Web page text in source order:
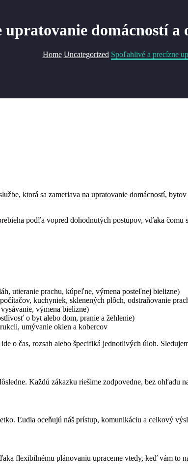
domácností a
Home Uncategorized Spoľahlivé a precízne
ktorá sa zameriava na upratovanie domácností,
podľa vopred dohodnutých postupov, vďaka čomu
utieranie prachu, kúpeľne, výmena posteľnej bielizne)
kuchyniek, sklenených plôch, odstraňovanie
výmena bielizne)
o byt alebo dom, pranie a žehlenie)
umývanie okien a kobercov
o čas, rozsah alebo špecifiká jednotlivých úloh.
Každú zákazku riešime zodpovedne, bez
Ľudia oceňujú náš prístup, komunikáciu a celkový
flexibilnému plánovaniu upraceme vtedy, keď vám to